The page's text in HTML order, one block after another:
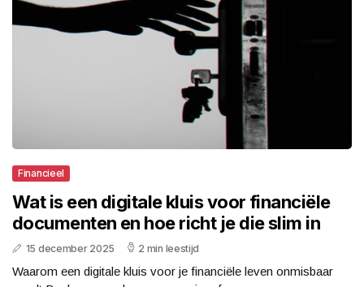
Financieel
Wat is een digitale kluis voor financiële
documenten en hoe richt je die slim in
15 december 2025 2 min leestijd
Waarom een digitale kluis voor je financiële leven onmisbaar